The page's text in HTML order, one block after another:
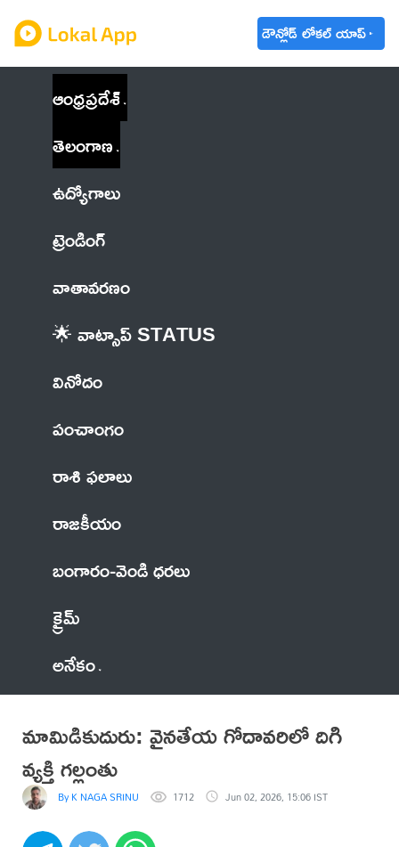
డౌన్లోడ్ లోకల్ యాప్
ఆంధ్రప్రదేశ్
తెలంగాణ
ఉద్యోగాలు
ట్రెండింగ్
వాతావరణం
🌟 వాట్సాప్ STATUS
వినోదం
పంచాంగం
రాశి ఫలాలు
రాజకీయం
బంగారం-వెండి ధరలు
క్రైమ్
అనేకం
మామిడికుదురు: వైనతేయ గోదావరిలో దిగి
వ్యక్తి గల్లంతు
By K NAGA SRINU 1712 Jun 02, 2026, 15:06 IST